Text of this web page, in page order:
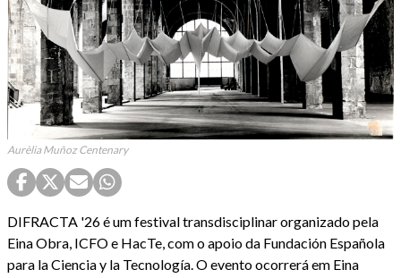
Aurèlia Muñoz Centenary
DIFRACTA '26 é um festival transdisciplinar organizado pela
Eina Obra, ICFO e HacTe, com o apoio da Fundación Española
para la Ciencia y la Tecnología. O evento ocorrerá em Eina